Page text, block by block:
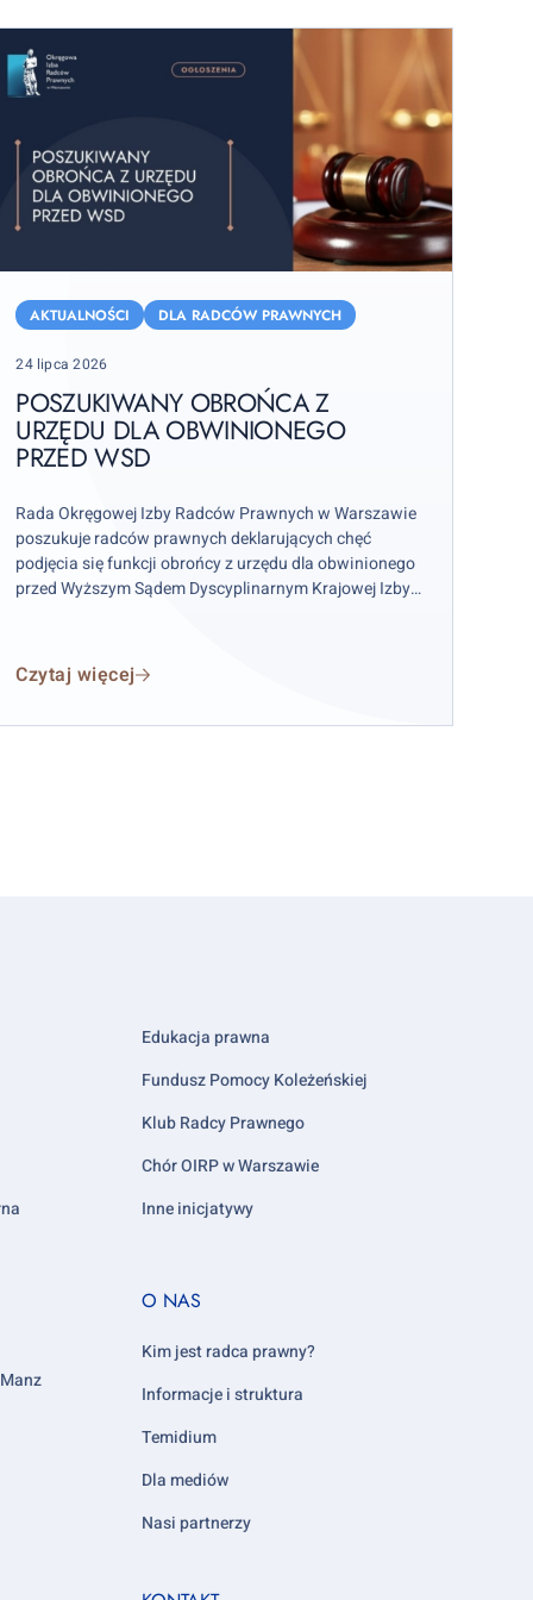
obrońca
urzędu
obwinionego
przed
AKTUALNOŚCI DLA RADCÓW PRAWNYCH
Posted
24 lipca 2026
POSZUKIWANY OBROŃCA Z
URZĘDU DLA OBWINIONEGO
PRZED WSD
Rada Okręgowej Izby Radców Prawnych w Warszawie
poszukuje radców prawnych deklarujących chęć
podjęcia się funkcji obrońcy z urzędu dla obwinionego
przed Wyższym Sądem Dyscyplinarnym Krajowej Izby
Czytaj więcej
Edukacja prawna
Fundusz Pomocy Koleżeńskiej
Klub Radcy Prawnego
Chór OIRP w Warszawie
Inne inicjatywy
Footer
5
O NAS
Kim jest radca prawny?
Informacje i struktura
Temidium
Dla mediów
Nasi partnerzy